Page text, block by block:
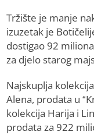
Tržište je manje
izuzetak je
dostigao 92
za djelo starog
Najskuplja
Alena, prodata u
kolekcija Harija i
prodata za 922